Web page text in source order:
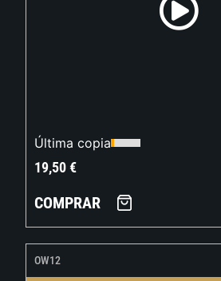
Última copia
19,50€
COMPRAR
OW12